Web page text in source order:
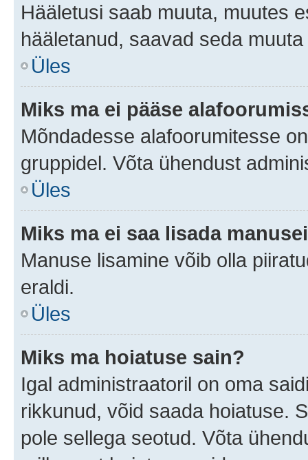
Hääletusi saab muuta, muutes
hääletanud, saavad seda
Üles
Miks ma ei pääse
Mõndadesse alafoorumitesse
gruppidel. Võta ühendust
Üles
Miks ma ei saa lisada
Manuse lisamine võib olla
eraldi.
Üles
Miks ma hoiatuse sain?
Igal administraatoril on oma
rikkunud, võid saada hoiatuse.
pole sellega seotud. Võta